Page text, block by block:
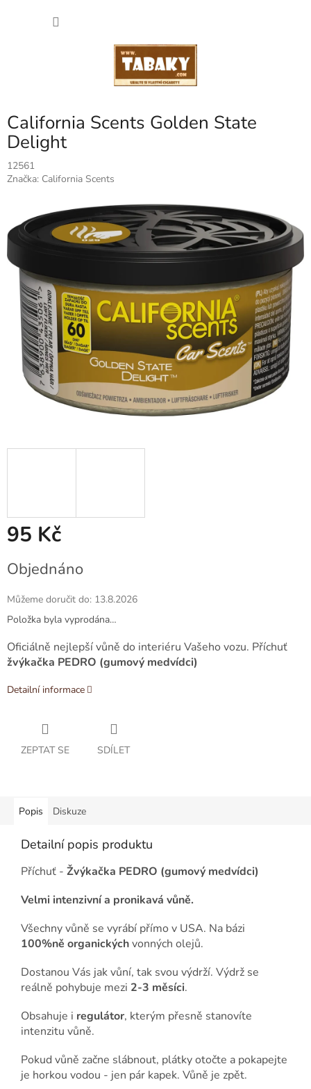
California Scents Golden State
Delight
12561
Značka: California Scents
95 Kč
cena:
Objednáno
Můžeme doručit do: 13.8.2026
Položka byla vyprodána…
Oficiálně nejlepší vůně do interiéru Vašeho vozu. Příchuť
žvýkačka PEDRO (gumový medvídci)
Detailní informace
ZEPTAT SE SDÍLET
Popis Diskuze
Detailní popis produktu
Příchuť - Žvýkačka PEDRO (gumový medvídci)
Velmi intenzivní a pronikavá vůně.
Všechny vůně se vyrábí přímo v USA. Na bázi
100%ně organickýchvonných olejů.
Dostanou Vás jak vůní, tak svou výdrží. Výdrž se
reálně pohybuje mezi 2-3 měsíci.
Obsahuje i regulátor, kterým přesně stanovíte
intenzitu vůně.
Pokud vůně začne slábnout, plátky otočte a pokapejte
je horkou vodou - jen pár kapek. Vůně je zpět.